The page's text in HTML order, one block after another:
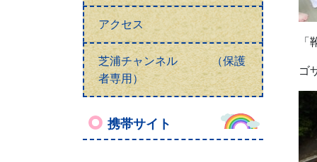
アクセス
芝浦チャンネル （保護
者専用）
携帯サイト
ゴ